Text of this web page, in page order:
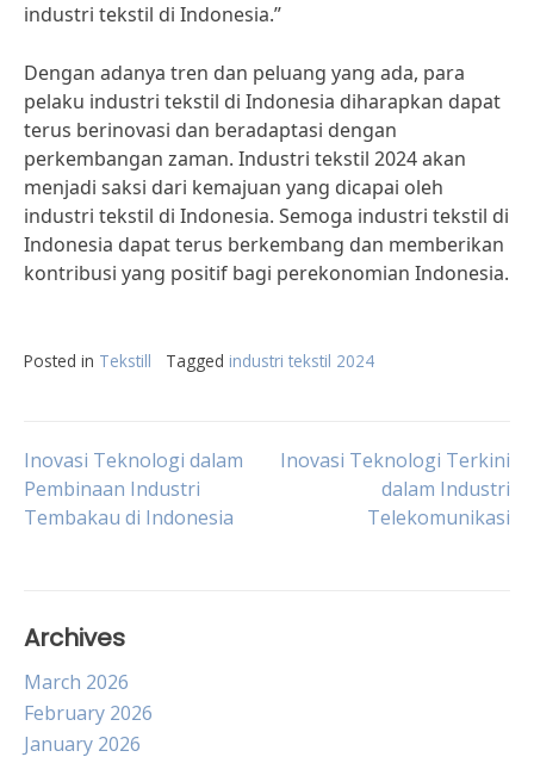
industri tekstil di Indonesia.”
Dengan adanya tren dan peluang yang ada, para
pelaku industri tekstil di Indonesia diharapkan dapat
terus berinovasi dan beradaptasi dengan
perkembangan zaman. Industri tekstil 2024 akan
menjadi saksi dari kemajuan yang dicapai oleh
industri tekstil di Indonesia. Semoga industri tekstil di
Indonesia dapat terus berkembang dan memberikan
kontribusi yang positif bagi perekonomian Indonesia.
Posted in Tekstill Tagged industri tekstil 2024
Post
navigation
Inovasi Teknologi dalam
Pembinaan Industri
Tembakau di Indonesia
Inovasi Teknologi Terkini
dalam Industri
Telekomunikasi
Archives
March 2026
February 2026
January 2026